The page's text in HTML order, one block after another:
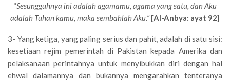
“Sesungguhnya ini adalah agamamu, agama yang satu, dan Aku
adalah Tuhan kamu, maka sembahlah Aku.” [Al-Anbya: ayat 92]
3- Yang ketiga, yang paling serius dan pahit, adalah di satu sisi:
kesetiaan rejim pemerintah di Pakistan kepada Amerika dan
pelaksanaan perintahnya untuk menyibukkan diri dengan hal
ehwal dalamannya dan bukannya mengarahkan tenteranya